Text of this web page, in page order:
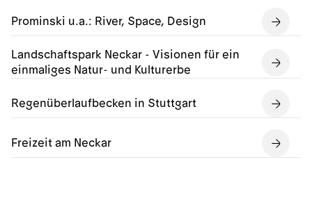
Prominski u.a.: River, Space, Design
Landschaftspark Neckar - Visionen für ein
einmaliges Natur- und Kulturerbe
Regenüberlaufbecken in Stuttgart
Freizeit am Neckar